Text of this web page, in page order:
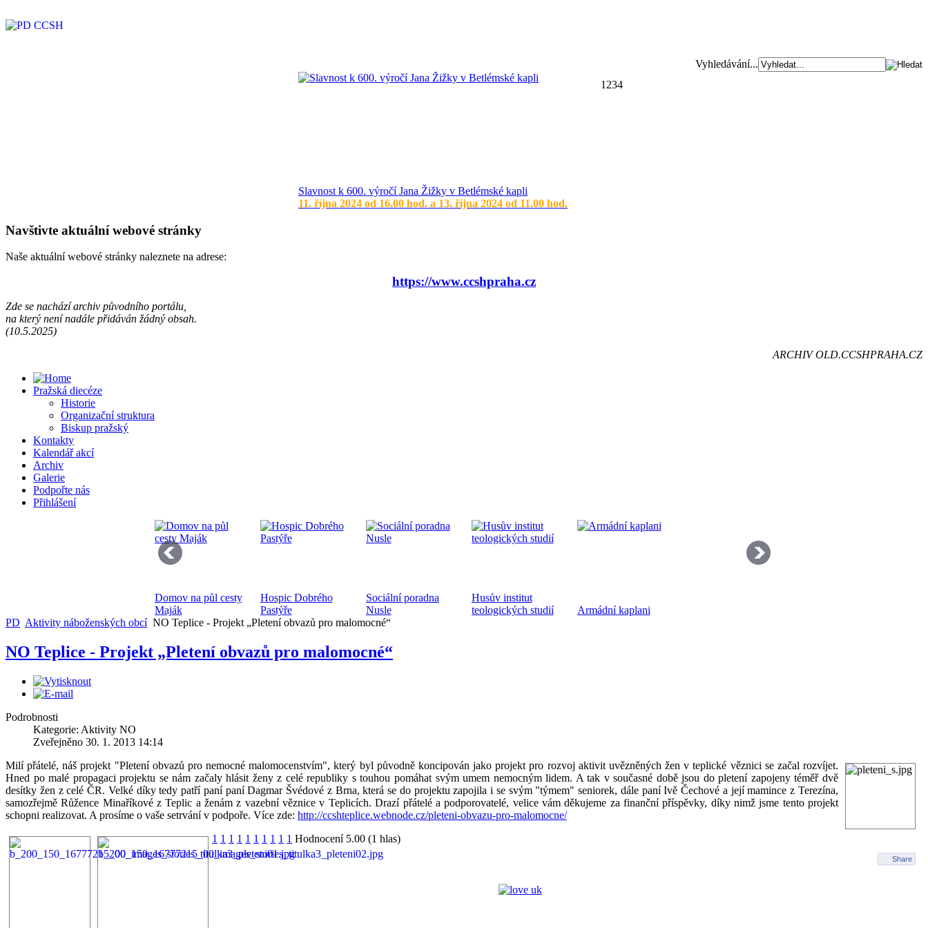
Vyhledávání...
Slavnost k 600. výročí Jana Žižky v Betlémské kapli
11. října 2024 od 16.00 hod. a 13. října 2024 od 11.00 hod.
Bohoslužba ke dni válečných veteránů 10.11.2024
K ukončení 1. sv. války a k 83. výročí úmrtí bratra Jana Opletala
1 234
Navštivte aktuální webové stránky
Naše aktuální webové stránky naleznete na adrese:
https://www.ccshpraha.cz
Zde se nachází archiv původního portálu,
na který není nadále přidáván žádný obsah.
(10.5.2025)
ARCHIV OLD.CCSHPRAHA.CZ
Pražská diecéze
Historie
Organizační struktura
Biskup pražský
Kontakty
Kalendář akcí
Archiv
Galerie
Podpořte nás
Přihlášení
Domov na půl cesty
Maják
Hospic Dobrého
Pastýře
Sociální poradna
Nusle
Husův institut
teologických studií
Armádní kaplani
Archa ZŠ a MŠ při
CČSH
Diakonické
středisko Divizna
Dialog na cestě
Církevní ZUŠ
Harmonie
PD Aktivity náboženských obcí NO Teplice - Projekt „Pletení obvazů pro malomocné“
NO Teplice - Projekt „Pletení obvazů pro malomocné“
Podrobnosti
Kategorie: Aktivity NO
Zveřejněno 30. 1. 2013 14:14
Milí přátelé, náš projekt "Pletení obvazů pro nemocné malomocenstvím", který byl původně koncipován jako projekt pro rozvoj aktivit uvězněných žen v teplické věznici se začal rozvíjet.
Hned po malé propagaci projektu se nám začaly hlásit ženy z celé republiky s touhou pomáhat svým umem nemocným lidem. A tak v současné době jsou do pletení zapojeny téměř dvě
desítky žen z celé ČR. Velké díky tedy patří paní paní Dagmar Švédové z Brna, která se do projektu zapojila i se svým "týmem" seniorek, dále paní Ivě Čechové a její mamince z Terezína,
samozřejmě Růžence Minaříkové z Teplic a ženám z vazební věznice v Teplicích. Drazí přátelé a podporovatelé, velice vám děkujeme za finanční příspěvky, díky nimž jsme tento projekt
schopni realizovat. A prosíme o vaše setrvání v podpoře. Více zde: http://ccshteplice.webnode.cz/pleteni-obvazu-pro-malomocne/
1 1 1 1 1 1 1 1 1 1 Hodnocení 5.00 (1 hlas)
Share